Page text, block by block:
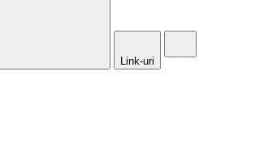
Link-uri